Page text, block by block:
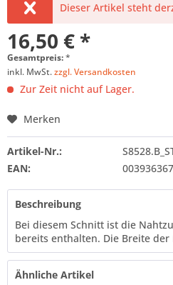
Dieser Artikel steht
16,50 € *
Gesamtpreis:*
inkl. MwSt.zzgl. Versandkosten
Zur Zeit nicht auf Lager.
Merken
Artikel-Nr.:
EAN:
Beschreibung
Bei diesem Schnitt ist die
bereits enthalten. Die Breite der
Ähnliche Artikel